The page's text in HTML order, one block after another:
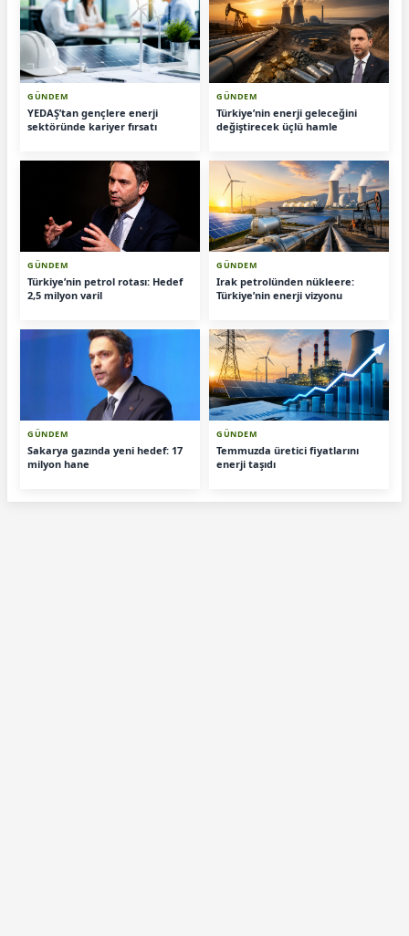
GÜNDEM
YEDAŞ’tan gençlere enerji
sektöründe kariyer fırsatı
GÜNDEM
Türkiye’nin enerji geleceğini
değiştirecek üçlü hamle
GÜNDEM
Türkiye’nin petrol rotası: Hedef
2,5 milyon varil
GÜNDEM
Irak petrolünden nükleere:
Türkiye’nin enerji vizyonu
GÜNDEM
Sakarya gazında yeni hedef: 17
milyon hane
GÜNDEM
Temmuzda üretici fiyatlarını
enerji taşıdı